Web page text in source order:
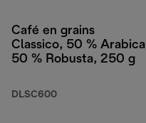
Café en grains
Classico, 50 % Arabica
50 % Robusta, 250 g
DLSC600